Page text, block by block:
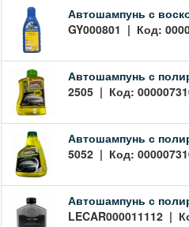
Автошампунь с
GY000801 | Код:
Автошампунь с
2505 | Код:
Автошампунь с
5052 | Код:
Автошампунь с
LECAR000011112 |